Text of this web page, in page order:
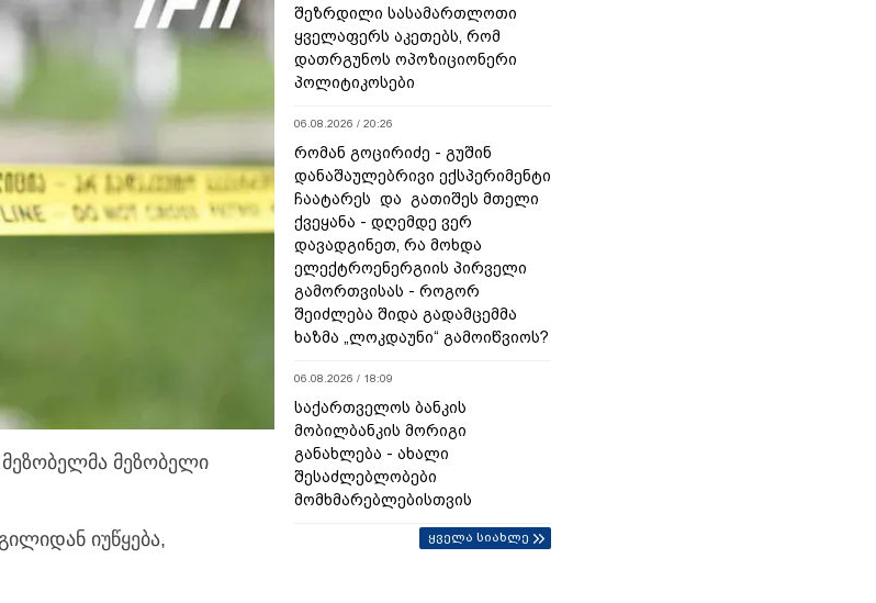
მეზობელი
იუწყება,
შეზრდილი სასამართლოთი
ყველაფერს აკეთებს, რომ
დათრგუნოს ოპოზიციონერი
პოლიტიკოსები
06.08.2026 / 20:26
რომან გოცირიძე - გუშინ
დანაშაულებრივი ექსპერიმენტი
ჩაატარეს და გათიშეს მთელი
ქვეყანა - დღემდე ვერ
დავადგინეთ, რა მოხდა
ელექტროენერგიის პირველი
გამორთვისას - როგორ
შეიძლება შიდა გადამცემმა
ხაზმა „ლოკდაუნი“ გამოიწვიოს?
06.08.2026 / 18:09
საქართველოს ბანკის
მობილბანკის მორიგი
განახლება - ახალი
შესაძლებლობები
მომხმარებლებისთვის
ყველა სიახლე